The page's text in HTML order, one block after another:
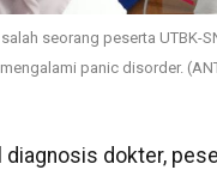
seorang peserta UTBK-
panic disorder.
diagnosis dokter,